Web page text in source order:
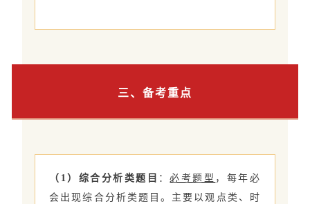
三、备考重点
（1）综合分析类题目 ：必考题型 ，每年必
会出现综合分析类题目。主要以观点类、时